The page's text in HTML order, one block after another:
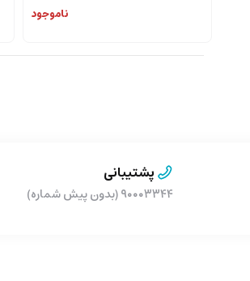
ناموجود
پشتیبانی
۹۰۰۰۳۳۴۴ (بدون پیش شماره)